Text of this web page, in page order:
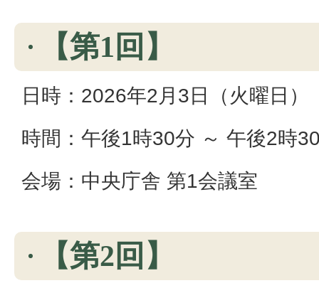
【第1回】
日時：2026年2月3日（火曜日）
時間：午後1時30分 ～ 午後2時
会場：中央庁舎 第1会議室
【第2回】